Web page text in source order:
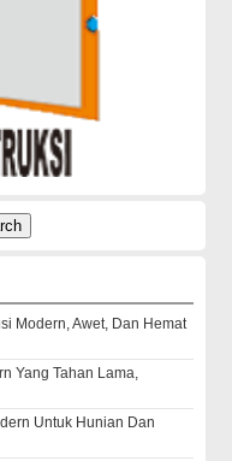
Modern, Awet, Dan Hemat
Yang Tahan Lama,
Untuk Hunian Dan